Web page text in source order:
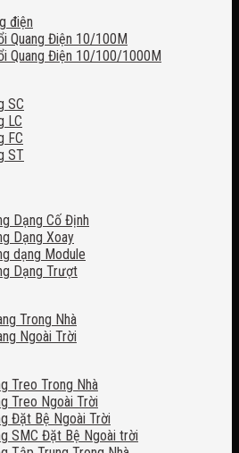
điện
Quang Điện 10/100M
Quang Điện 10/100/1000M
SC
LC
FC
ST
Dạng Cố Định
Dạng Xoay
dạng Module
Dạng Trượt
Trong Nhà
Ngoài Trời
Treo Trong Nhà
Treo Ngoài Trời
Đặt Bệ Ngoài Trời
SMC Đặt Bệ Ngoài trời